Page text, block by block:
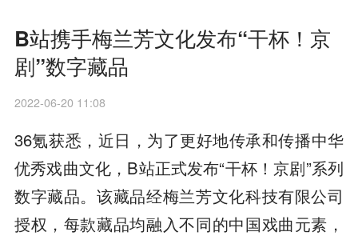
B站携手梅兰芳文化发布“干杯！京
剧”数字藏品
2022-06-20 11:08
36氪获悉，近日，为了更好地传承和传播中华
优秀戏曲文化，B站正式发布“干杯！京剧”系列
数字藏品。该藏品经梅兰芳文化科技有限公司
授权，每款藏品均融入不同的中国戏曲元素，